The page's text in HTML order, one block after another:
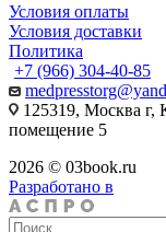
Условия оплаты
Условия доставки
Политика
+7 (966) 304-40-85
125319, Москва г,
помещение 5
2026 © 03book.ru
Разработано в